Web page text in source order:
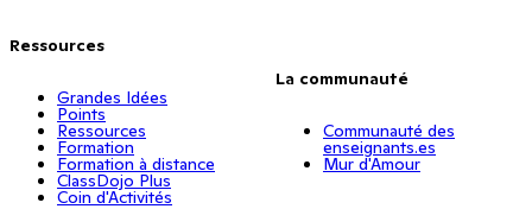
Ressources
Grandes Idées
Points
Ressources
Formation
Formation à distance
ClassDojo Plus
Coin d'Activités
La communauté
Communauté des
enseignants.es
Mur d'Amour